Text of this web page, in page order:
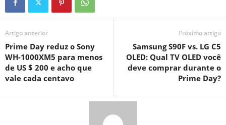
Artigo anterior
Prime Day reduz o Sony
WH-1000XM5 para menos
de US $ 200 e acho que
vale cada centavo
Próximo artigo
Samsung S90F vs. LG C5
OLED: Qual TV OLED você
deve comprar durante o
Prime Day?